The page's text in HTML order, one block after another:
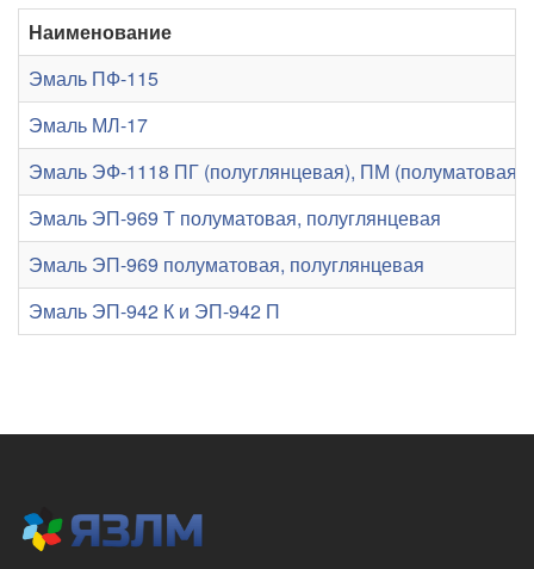
Наименование
Эмаль ПФ-115
Эмаль МЛ-17
Эмаль ЭФ-1118 ПГ (полуглянцевая), ПМ
Эмаль ЭП-969 Т полуматовая, полуглянцевая
Эмаль ЭП-969 полуматовая, полуглянцевая
Эмаль ЭП-942 К и ЭП-942 П